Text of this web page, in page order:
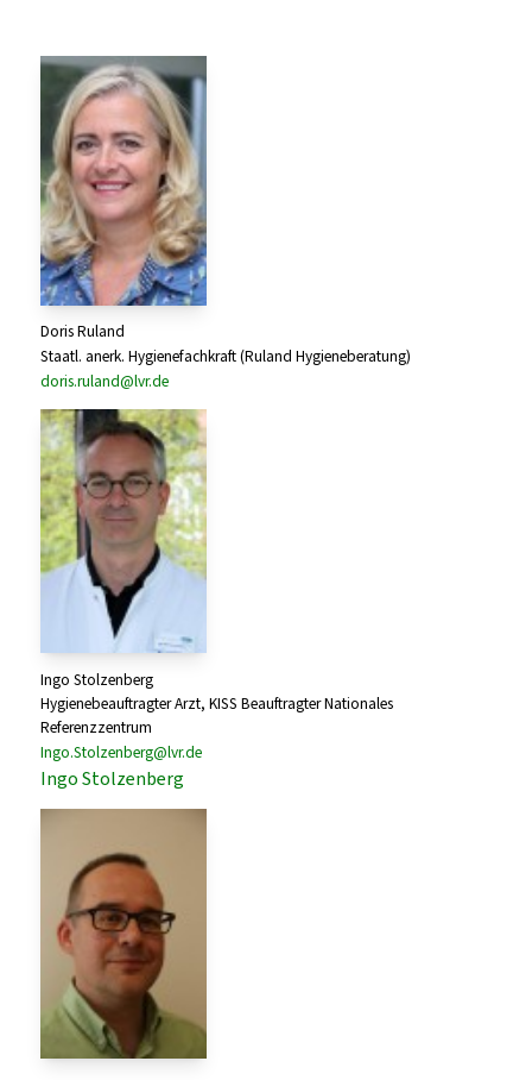
Doris Ruland
Staatl. anerk. Hygienefachkraft (Ruland Hygieneberatung)
doris.ruland@lvr.de
Ingo Stolzenberg
Hygienebeauftragter Arzt, KISS Beauftragter Nationales
Referenzzentrum
Ingo.Stolzenberg@lvr.de
Ingo Stolzenberg